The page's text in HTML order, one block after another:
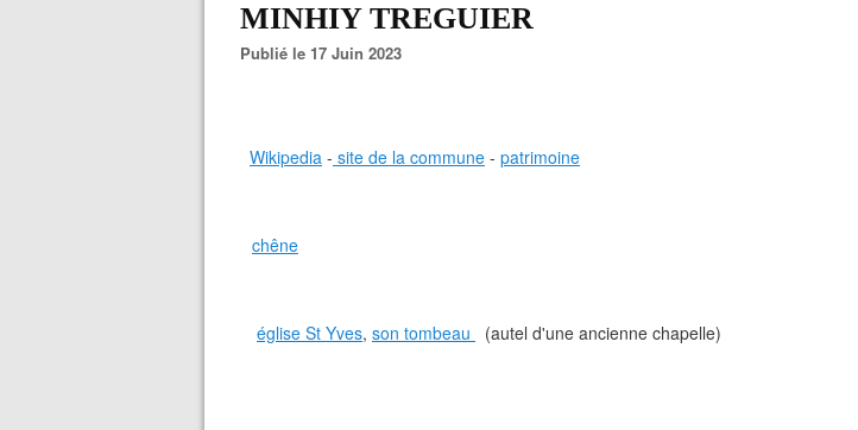
MINHIY TREGUIER
Publié le 17 Juin 2023
Wikipedia - site de la commune - patrimoine
chêne
église St Yves, son tombeau (autel d'une ancienne chapelle)